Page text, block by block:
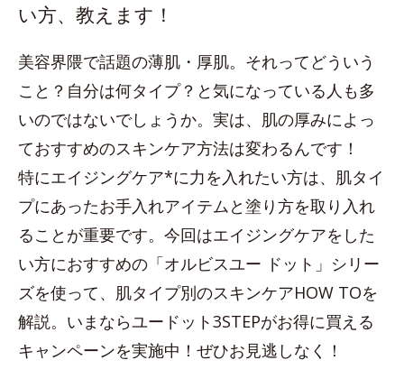
い方、教えます！
美容界隈で話題の薄肌・厚肌。それってどういう
こと？自分は何タイプ？と気になっている人も多
いのではないでしょうか。実は、肌の厚みによっ
ておすすめのスキンケア方法は変わるんです！
特にエイジングケア*に力を入れたい方は、肌タイ
プにあったお手入れアイテムと塗り方を取り入れ
ることが重要です。今回はエイジングケアをした
い方におすすめの「オルビスユー ドット」シリー
ズを使って、肌タイプ別のスキンケアHOW TOを
解説。いまならユードット3STEPがお得に買える
キャンペーンを実施中！ぜひお見逃しなく！